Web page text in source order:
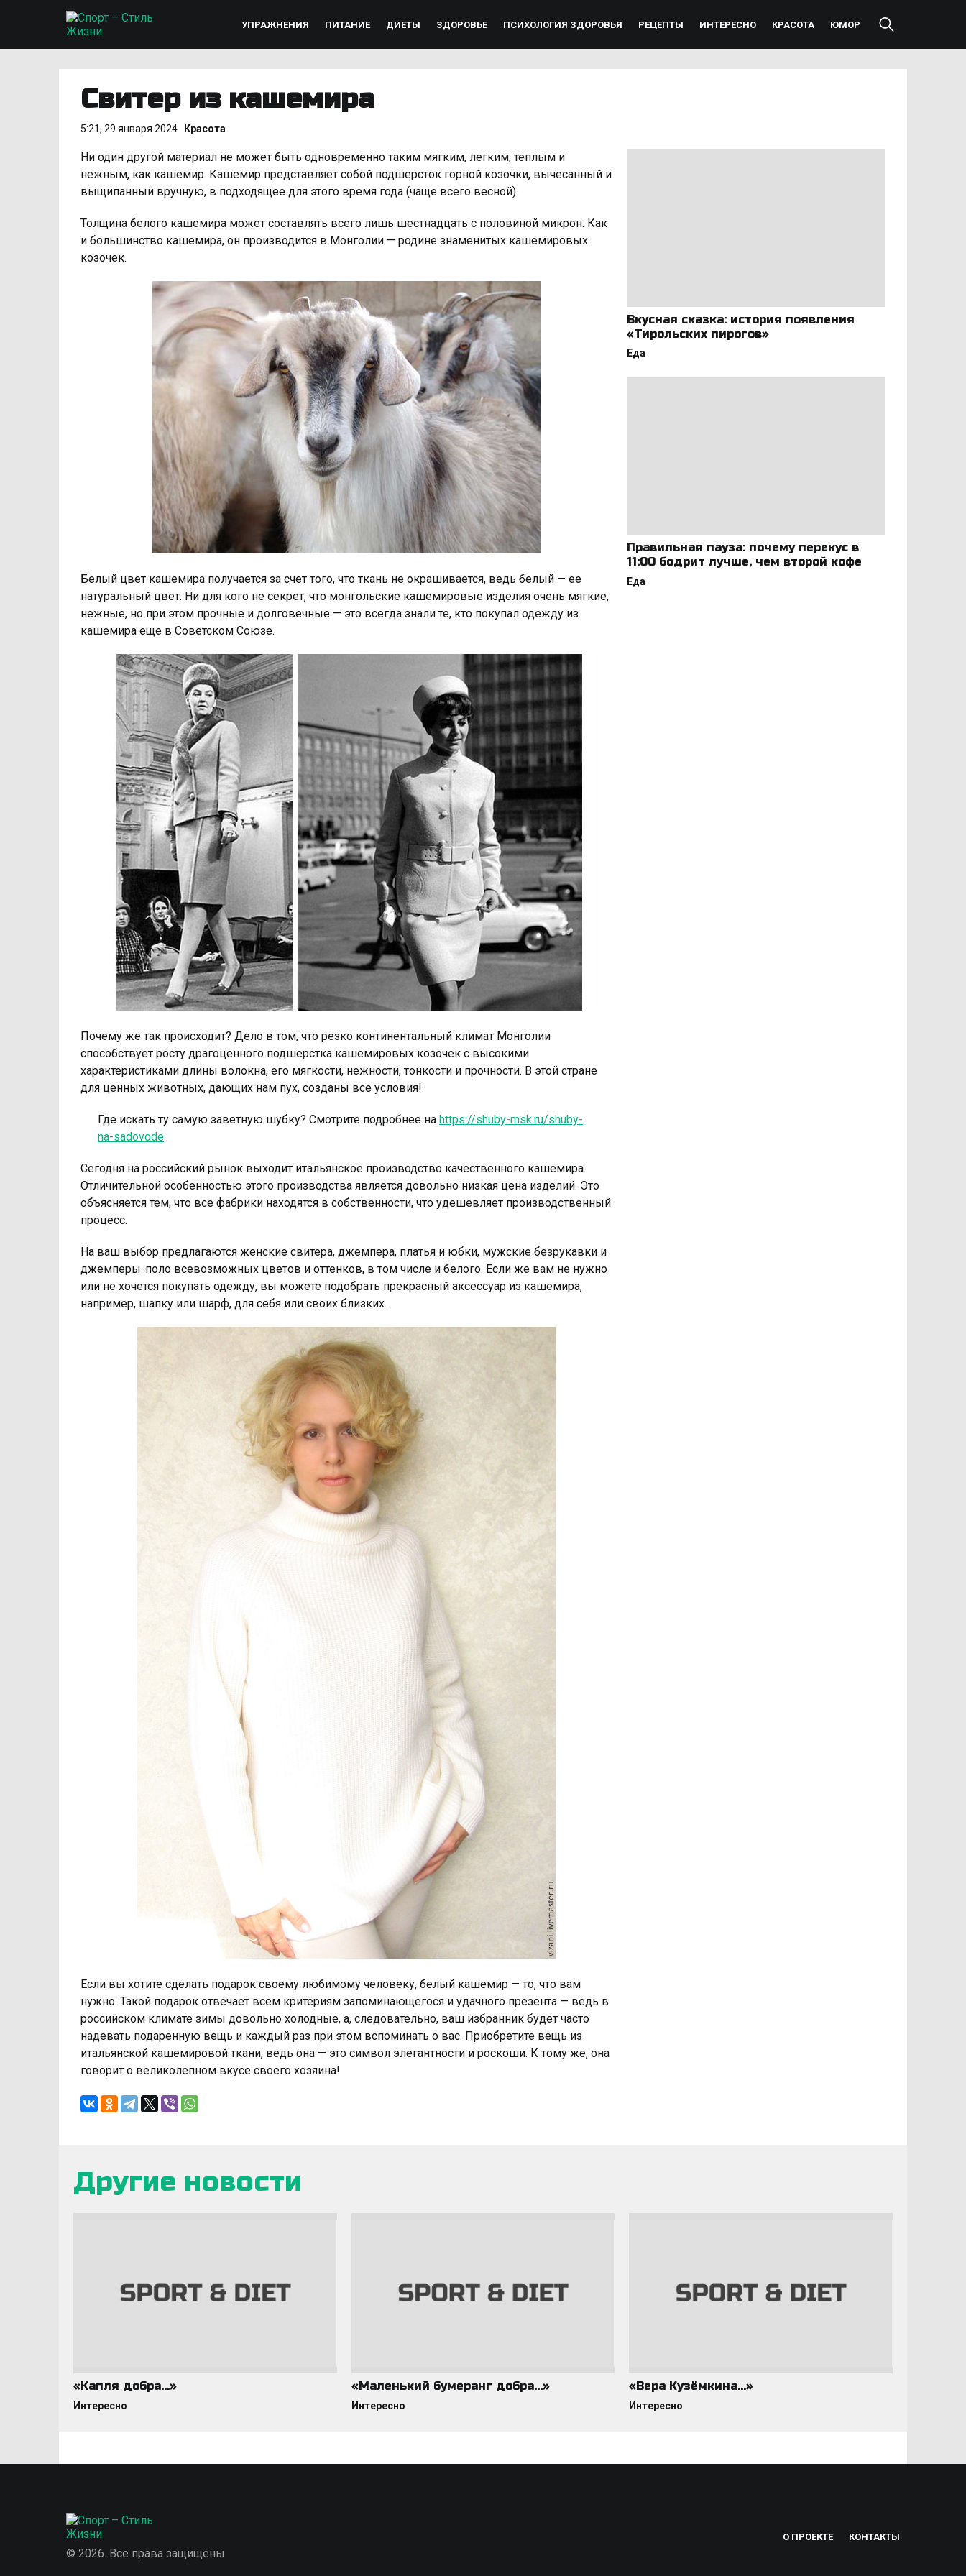
УПРАЖНЕНИЯ ПИТАНИЕ ДИЕТЫ ЗДОРОВЬЕ ПСИХОЛОГИЯ ЗДОРОВЬЯ РЕЦЕПТЫ ИНТЕРЕСНО КРАСОТА ЮМОР
Свитер из кашемира
5:21, 29 января 2024 Красота
Ни один другой материал не может быть одновременно таким мягким, легким, теплым и
нежным, как кашемир. Кашемир представляет собой подшерсток горной козочки, вычесанный и
выщипанный вручную, в подходящее для этого время года (чаще всего весной).
Толщина белого кашемира может составлять всего лишь шестнадцать с половиной микрон. Как
и большинство кашемира, он производится в Монголии — родине знаменитых кашемировых
козочек.
Белый цвет кашемира получается за счет того, что ткань не окрашивается, ведь белый — ее
натуральный цвет. Ни для кого не секрет, что монгольские кашемировые изделия очень мягкие,
нежные, но при этом прочные и долговечные — это всегда знали те, кто покупал одежду из
кашемира еще в Советском Союзе.
Почему же так происходит? Дело в том, что резко континентальный климат Монголии
способствует росту драгоценного подшерстка кашемировых козочек с высокими
характеристиками длины волокна, его мягкости, нежности, тонкости и прочности. В этой стране
для ценных животных, дающих нам пух, созданы все условия!
Где искать ту самую заветную шубку? Смотрите подробнее на https://shuby-msk.ru/shuby-
na-sadovode
Сегодня на российский рынок выходит итальянское производство качественного кашемира.
Отличительной особенностью этого производства является довольно низкая цена изделий. Это
объясняется тем, что все фабрики находятся в собственности, что удешевляет производственный
процесс.
На ваш выбор предлагаются женские свитера, джемпера, платья и юбки, мужские безрукавки и
джемперы-поло всевозможных цветов и оттенков, в том числе и белого. Если же вам не нужно
или не хочется покупать одежду, вы можете подобрать прекрасный аксессуар из кашемира,
например, шапку или шарф, для себя или своих близких.
Если вы хотите сделать подарок своему любимому человеку, белый кашемир — то, что вам
нужно. Такой подарок отвечает всем критериям запоминающегося и удачного презента — ведь в
российском климате зимы довольно холодные, а, следовательно, ваш избранник будет часто
надевать подаренную вещь и каждый раз при этом вспоминать о вас. Приобретите вещь из
итальянской кашемировой ткани, ведь она — это символ элегантности и роскоши. К тому же, она
говорит о великолепном вкусе своего хозяина!
Вкусная сказка: история появления
«Тирольских пирогов»
Еда
Правильная пауза: почему перекус в
11:00 бодрит лучше, чем второй кофе
Еда
Другие новости
«Капля добра…»
Интересно
«Маленький бумеранг добра…»
Интересно
«Вера Кузёмкина…»
Интересно
© 2026. Все права защищены
О ПРОЕКТЕ КОНТАКТЫ